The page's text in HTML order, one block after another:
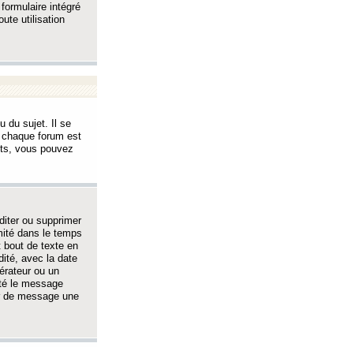
intégré
utilisation
du sujet. Il se
forum est
vous pouvez
ou supprimer
dans le temps
bout de texte en
avec la date
ou un
le message
message une